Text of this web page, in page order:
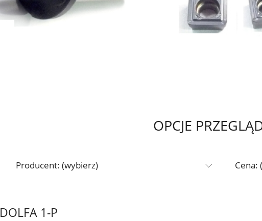
OPCJE
Producent: (wybierz) Cena:
DOLFA 1-P